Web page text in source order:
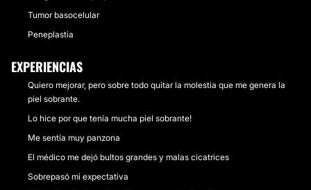
Tumor basocelular
Peneplastia
EXPERIENCIAS
Quiero mejorar, pero sobre todo quitar la molestia que me genera la
piel sobrante.
Lo hice por que tenía mucha piel sobrante!
Me sentía muy panzona
El médico me dejó bultos grandes y malas cicatrices
Sobrepasó mi expectativa